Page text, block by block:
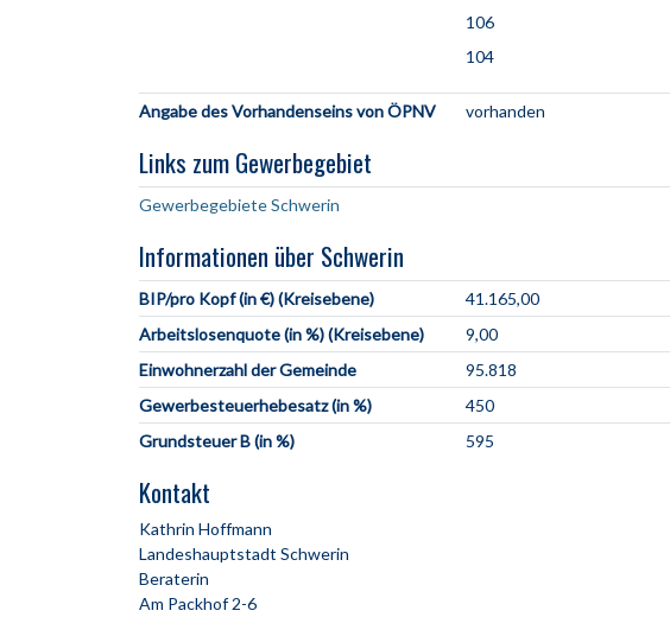
106
104
Angabe des Vorhandenseins von ÖPNV vorhanden
Links zum Gewerbegebiet
Gewerbegebiete Schwerin
Informationen über Schwerin
BIP/pro Kopf (in €) (Kreisebene)
41.165,00
Arbeitslosenquote (in %) (Kreisebene)
9,00
Einwohnerzahl der Gemeinde
95.818
Gewerbesteuerhebesatz (in %)
450
Grundsteuer B (in %)
595
Kontakt
Kathrin Hoffmann
Landeshauptstadt Schwerin
Beraterin
Am Packhof 2-6